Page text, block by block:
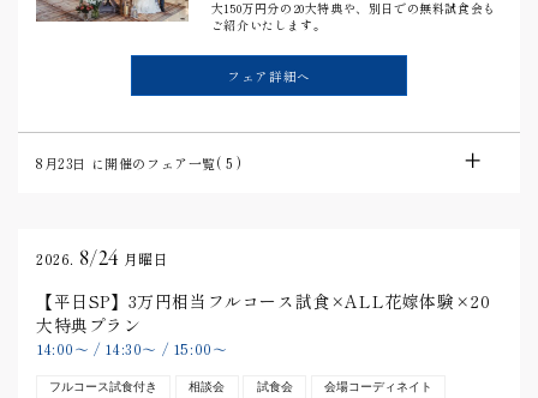
大150万円分の20大特典や、別日での無料試食会も
ご紹介いたします。
フェア詳細へ
8月23日 に開催のフェア一覧(5 )
2026. 8/24 月曜日
【平日SP】3万円相当フルコース試食×ALL花嫁体験×20
大特典プラン
14:00〜 / 14:30〜 / 15:00〜
フルコース試食付き 相談会 試食会
会場コーディネイト